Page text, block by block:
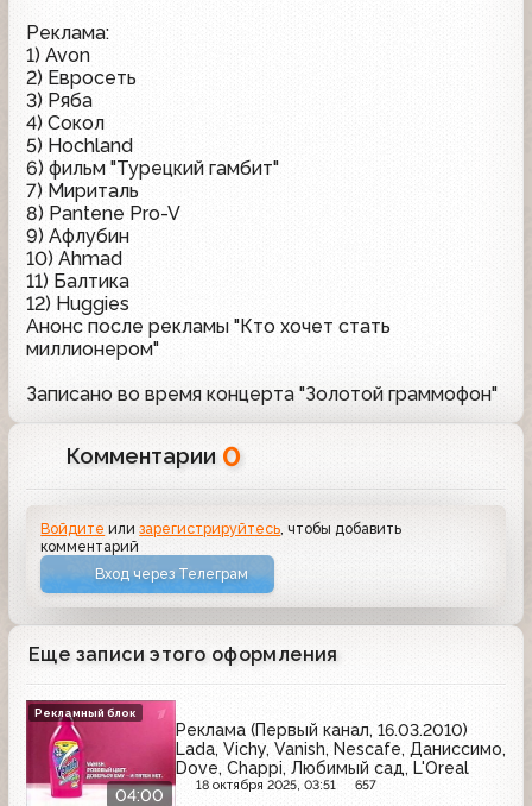
Реклама:
1) Avon
2) Евросеть
3) Ряба
4) Сокол
5) Hochland
6) фильм "Турецкий гамбит"
7) Мириталь
8) Pantene Pro-V
9) Афлубин
10) Ahmad
11) Балтика
12) Huggies
Анонс после рекламы "Кто хочет стать
миллионером"
Записано во время концерта "Золотой граммофон"
Комментарии 0
Войдите илизарегистрируйтесь , чтобы добавить
комментарий
Вход через Телеграм
Еще записи этого оформления
04:00
Реклама (Первый канал, 16.03.2010)
Lada, Vichy, Vanish, Nescafe, Даниссимо,
Dove, Chappi, Любимый сад, L'Oreal
18 октября 2025, 03:51 657
Рекламный блок